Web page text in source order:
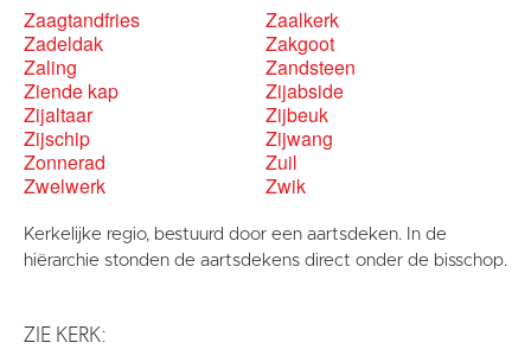
Zaagtandfries
Zaalkerk
Zadeldak
Zakgoot
Zaling
Zandsteen
Ziende kap
Zijabside
Zijaltaar
Zijbeuk
Zijschip
Zijwang
Zonnerad
Zuil
Zwelwerk
Zwik
Kerkelijke regio, bestuurd door een aartsdeken. In de
hiërarchie stonden de aartsdekens direct onder de bisschop.
ZIE KERK: